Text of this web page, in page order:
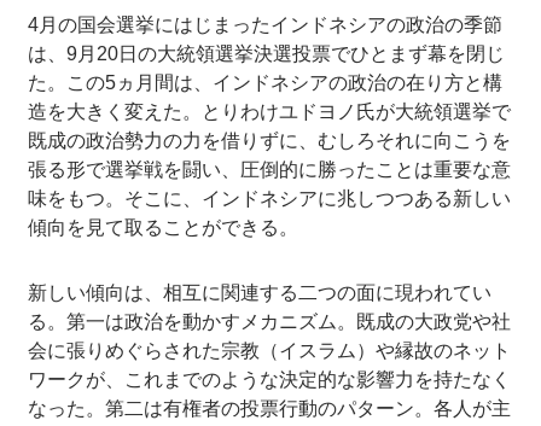
4月の国会選挙にはじまったインドネシアの政治の季節
は、9月20日の大統領選挙決選投票でひとまず幕を閉じ
た。この5ヵ月間は、インドネシアの政治の在り方と構
造を大きく変えた。とりわけユドヨノ氏が大統領選挙で
既成の政治勢力の力を借りずに、むしろそれに向こうを
張る形で選挙戦を闘い、圧倒的に勝ったことは重要な意
味をもつ。そこに、インドネシアに兆しつつある新しい
傾向を見て取ることができる。
新しい傾向は、相互に関連する二つの面に現われてい
る。第一は政治を動かすメカニズム。既成の大政党や社
会に張りめぐらされた宗教（イスラム）や縁故のネット
ワークが、これまでのような決定的な影響力を持たなく
なった。第二は有権者の投票行動のパターン。各人が主